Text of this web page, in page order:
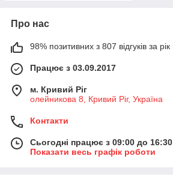
Про нас
98% позитивних з 807 відгуків за рік
Працює з 03.09.2017
м. Кривий Ріг
олейникова 8, Кривий Ріг, Україна
Контакти
Сьогодні працює з 09:00 до 16:30
Показати весь графік роботи